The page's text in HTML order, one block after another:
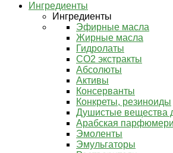
Ингредиенты
Ингредиенты
Эфирные масла
Жирные масла
Гидролаты
СО2 экстракты
Абсолюты
Активы
Консерванты
Конкреты, резиноиды
Душистые вещества
Арабская
Эмоленты
Эмульгаторы